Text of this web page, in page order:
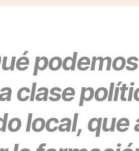
clase
local, que